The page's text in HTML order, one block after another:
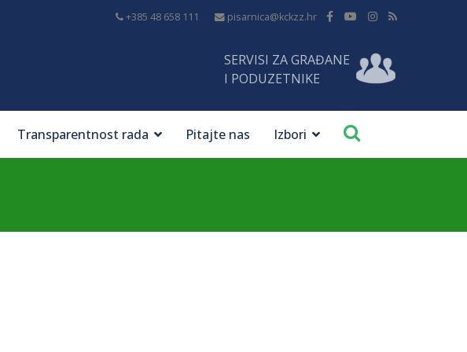
+385 48 658 111 pisarnica@kckzz.hr
SERVISI ZA GRAĐANE
I PODUZETNIKE
Transparentnost rada Pitajte nas Izbori